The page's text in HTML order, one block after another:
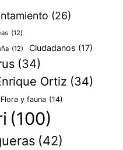
(26)
(12)
(12) Ciudadanos (17)
(34)
Ortiz (34)
Flora y fauna (14)
(100)
(42)